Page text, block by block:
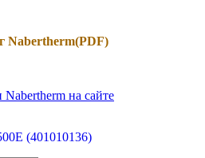
Nabertherm(PDF)
на сайте
(401010136)